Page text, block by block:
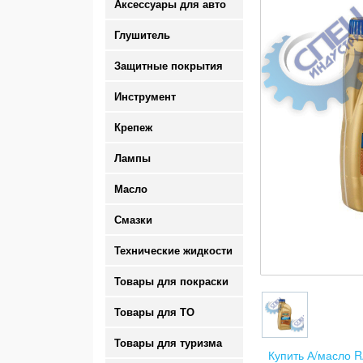
Аксессуары для авто
Глушитель
Защитные покрытия
Инструмент
Крепеж
Лампы
Масло
Смазки
Технические жидкости
Товары для покраски
Товары для ТО
Товары для туризма
Купить А/масло